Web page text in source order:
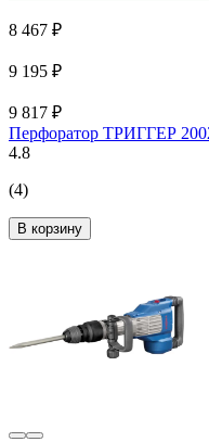
8 467 ₽
9 195 ₽
9 817 ₽
Перфоратор ТРИГГЕР
4.8
(4)
В корзину